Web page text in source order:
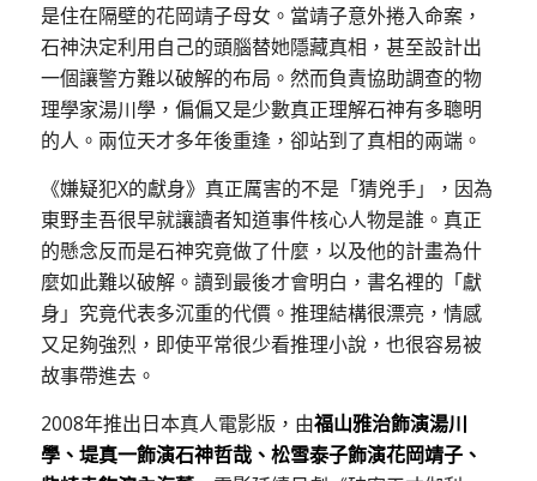
是住在隔壁的花岡靖子母女。當靖子意外捲入命案，
石神決定利用自己的頭腦替她隱藏真相，甚至設計出
一個讓警方難以破解的布局。然而負責協助調查的物
理學家湯川學，偏偏又是少數真正理解石神有多聰明
的人。兩位天才多年後重逢，卻站到了真相的兩端。
《嫌疑犯X的獻身》真正厲害的不是「猜兇手」，因為
東野圭吾很早就讓讀者知道事件核心人物是誰。真正
的懸念反而是石神究竟做了什麼，以及他的計畫為什
麼如此難以破解。讀到最後才會明白，書名裡的「獻
身」究竟代表多沉重的代價。推理結構很漂亮，情感
又足夠強烈，即使平常很少看推理小說，也很容易被
故事帶進去。
2008年推出日本真人電影版，由福山雅治飾演湯川
學、堤真一飾演石神哲哉、松雪泰子飾演花岡靖子、